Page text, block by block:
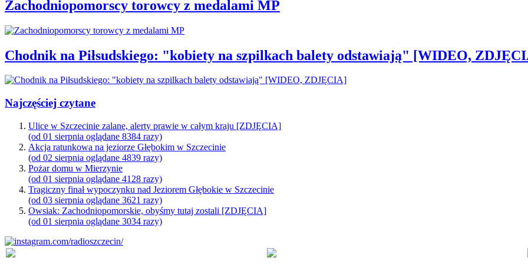
Zachodniopomorscy torowcy z medalami MP
Chodnik na Piłsudskiego: "kobiety na szpilkach balety odstawiają" [WIDEO,
Najczęściej czytane
Ulice w Szczecinie zalane, alerty prawie w całym kraju [ZDJĘCIA]
(od 01 sierpnia oglądane 8384 razy)
Akcja ratunkowa na jeziorze Głębokim w Szczecinie
(od 02 sierpnia oglądane 4839 razy)
Pożar domu w Mierzynie
(od 01 sierpnia oglądane 4128 razy)
Tragiczny finał wypoczynku nad Jeziorem Głębokie w Szczecinie
(od 03 sierpnia oglądane 3621 razy)
Owsiak: Zachodniopomorskie, obyśmy tutaj zostali [ZDJĘCIA]
(od 01 sierpnia oglądane 3034 razy)